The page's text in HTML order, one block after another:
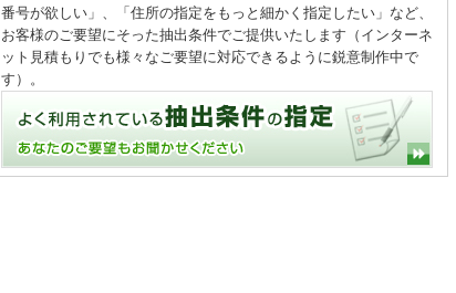
番号が欲しい」、「住所の指定をもっと細かく指定したい」など、
お客様のご要望にそった抽出条件でご提供いたします （インターネ
ット見積もりでも様々なご要望に対応できるように鋭意制作中で
す） 。